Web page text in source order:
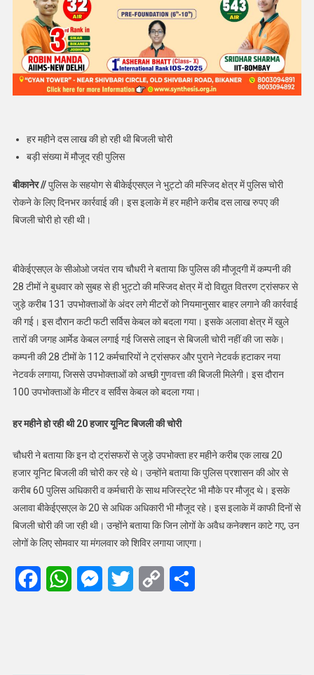
हर महीने दस लाख की हो रही थी बिजली चोरी
बड़ी संख्या में मौजूद रही पुलिस
बीकानेर //पुलिस के सहयोग से बीकेईएसएल ने भुट्टो की मस्जिद क्षेत्र में पुलिस चोरी
रोकने के लिए दिनभर कार्रवाई की। इस इलाके में हर महीने करीब दस लाख रुपए की
बिजली चोरी हो रही थी।
बीकेईएसएल के सीओओ जयंत राय चौधरी ने बताया कि पुलिस की मौजूदगी में कम्पनी की
28 टीमों ने बुधवार को सुबह से ही भुट्टो की मस्जिद क्षेत्र में दो विद्युत वितरण ट्रांसफर से
जुड़े करीब 131 उपभोक्ताओं के अंदर लगे मीटरों को नियमानुसार बाहर लगाने की कार्रवाई
की गई। इस दौरान कटी फटी सर्विस केबल को बदला गया। इसके अलावा क्षेत्र में खुले
तारों की जगह आर्मेड केबल लगाई गई जिससे लाइन से बिजली चोरी नहीं की जा सके।
कम्पनी की 28 टीमों के 112 कर्मचारियों ने ट्रांसफर और पुराने नेटवर्क हटाकर नया
नेटवर्क लगाया, जिससे उपभोक्ताओं को अच्छी गुणवत्ता की बिजली मिलेगी। इस दौरान
100 उपभोक्ताओं के मीटर व सर्विस केबल को बदला गया।
हर महीने हो रही थी 20 हजार यूनिट बिजली की चोरी
चौधरी ने बताया कि इन दो ट्रांसफरों से जुड़े उपभोक्ता हर महीने करीब एक लाख 20
हजार यूनिट बिजली की चोरी कर रहे थे। उन्होंने बताया कि पुलिस प्रशासन की ओर से
करीब 60 पुलिस अधिकारी व कर्मचारी के साथ मजिस्ट्रेट भी मौके पर मौजूद थे। इसके
अलावा बीकेईएसएल के 20 से अधिक अधिकारी भी मौजूद रहे। इस इलाके में काफी दिनों से
बिजली चोरी की जा रही थी। उन्होंने बताया कि जिन लोगों के अवैध कनेक्शन काटे गए, उन
लोगों के लिए सोमवार या मंगलवार को शिविर लगाया जाएगा।
FacebookWhatsAppMessenger
Twitter
Copy